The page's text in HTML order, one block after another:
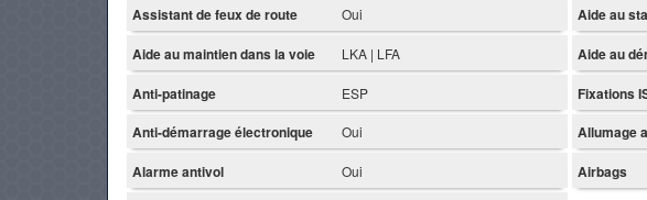
Assistant de feux de route Oui Aide au
Aide au maintien dans la voie LKA | LFA Aide au
Anti-patinage ESP Fixations
Anti-démarrage électronique Oui Allumage
Alarme antivol Oui Airbags